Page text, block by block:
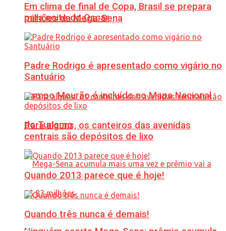
milhões da Mega-Sena
Campo Mourão é incluído no Mapa Nacional
do Turismo
Em clima de final de Copa, Brasil se prepara
para noite do Oscar
Padre Rodrigo é apresentado como vigário no
Santuário
Para alguns, os canteiros das avenidas
centrais são depósitos de lixo
Quando 2013 parece que é hoje!
Quando três nunca é demais!